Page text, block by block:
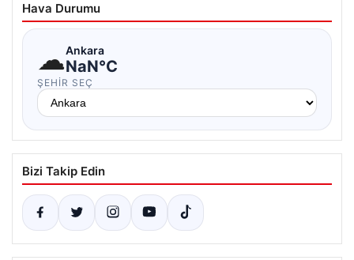
Hava Durumu
☁Ankara
NaN°C
ŞEHIR SEÇ
Bizi Takip Edin